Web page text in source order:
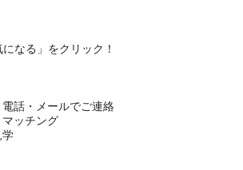
なる」をクリック！
話・メールでご連絡
ッチング